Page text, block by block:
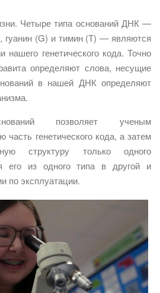
Четыре типа оснований ДНК —
гуанин (G) и тимин (Т) — являются
нашего генетического кода. Точно
определяют слова, несущие
в нашей ДНК определяют
позволяет ученым
часть генетического кода, а затем
структуру только одного
его из одного типа в другой и
по эксплуатации.